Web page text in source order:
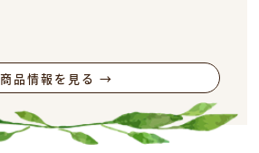
商品情報を見る →